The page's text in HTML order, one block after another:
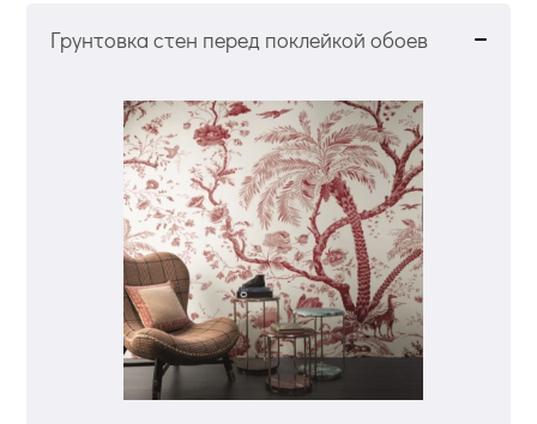
Грунтовка стен перед поклейкой обоев